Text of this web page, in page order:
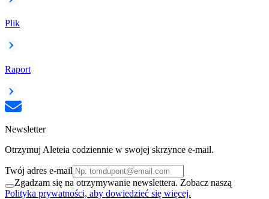
Plik
Raport
Newsletter
Otrzymuj Aleteia codziennie w swojej skrzynce e-mail.
Twój adres e-mail
Zgadzam się na otrzymywanie newslettera. Zobacz naszą
Polityka prywatności, aby dowiedzieć się więcej.